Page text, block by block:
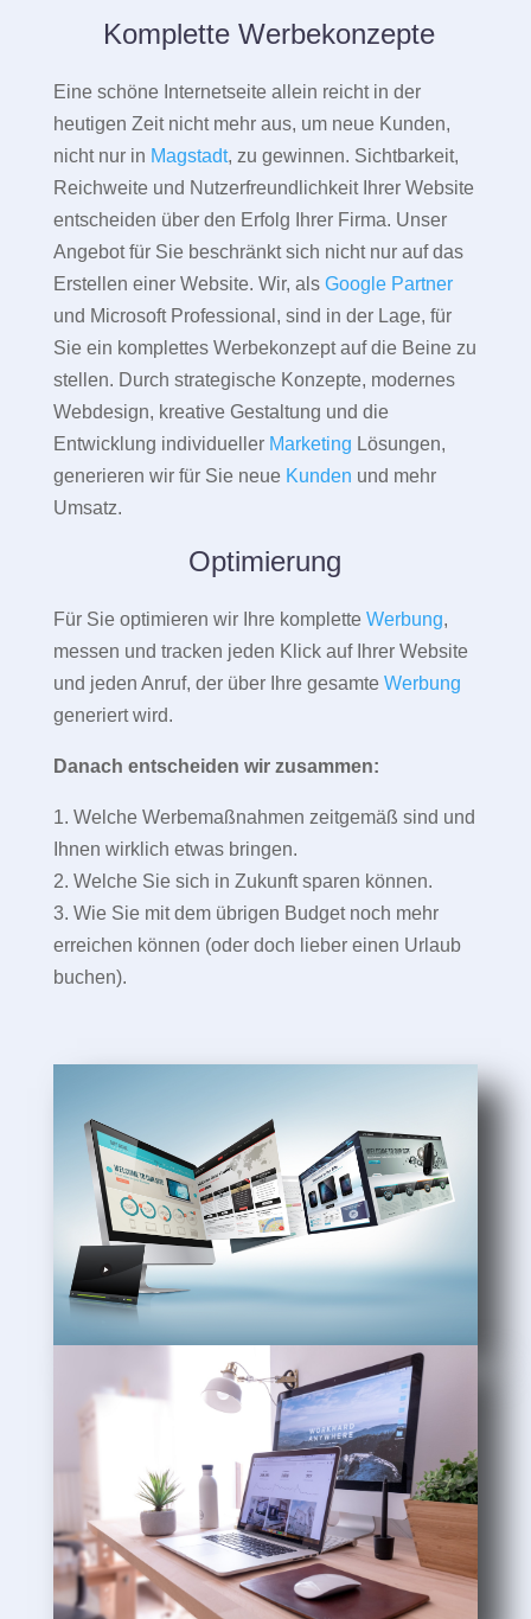
Komplette Werbekonzepte
Eine schöne Internetseite allein reicht in der
heutigen Zeit nicht mehr aus, um neue Kunden,
nicht nur in Magstadt, zu gewinnen. Sichtbarkeit,
Reichweite und Nutzerfreundlichkeit Ihrer Website
entscheiden über den Erfolg Ihrer Firma. Unser
Angebot für Sie beschränkt sich nicht nur auf das
Erstellen einer Website. Wir, als Google Partner
und Microsoft Professional, sind in der Lage, für
Sie ein komplettes Werbekonzept auf die Beine zu
stellen. Durch strategische Konzepte, modernes
Webdesign, kreative Gestaltung und die
Entwicklung individueller Marketing Lösungen,
generieren wir für Sie neue Kunden und mehr
Umsatz.
Optimierung
Für Sie optimieren wir Ihre komplette Werbung,
messen und tracken jeden Klick auf Ihrer Website
und jeden Anruf, der über Ihre gesamte Werbung
generiert wird.
Danach entscheiden wir zusammen:
1. Welche Werbemaßnahmen zeitgemäß sind und
Ihnen wirklich etwas bringen.
2. Welche Sie sich in Zukunft sparen können.
3. Wie Sie mit dem übrigen Budget noch mehr
erreichen können (oder doch lieber einen Urlaub
buchen).